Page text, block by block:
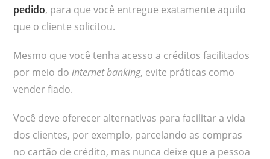
pedido, para que você entregue exatamente aquilo
que o cliente solicitou.
Mesmo que você tenha acesso a créditos facilitados
por meio dointernet banking, evite práticas como
vender fiado.
Você deve oferecer alternativas para facilitar a vida
dos clientes, por exemplo, parcelando as compras
no cartão de crédito, mas nunca deixe que a pessoa